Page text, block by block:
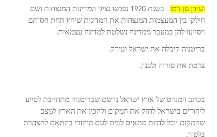
ועידן סן-רמו
– בשנת 1920 נפגשו נציגי המדינות המנצחות ושם
חילקו בין המעצמות המנצחות את המדינות שיהיו תחת חסותם
ויסייעו להן במעבר ממדינה נשלטת למדינה עצמאית.
בריטניה קיבלה את ישראל ועירק.
צרפת את סוריה ולבנון.
בכתב המנדט של ארץ ישראל נרשם שבריטניה מתחייבת לסייע
ליהודים בישראל לחזק את המקום ולהכין את הארץ למצב
שהמקום יוכל להיות מתאים לבית לעם היהודי בהתאם להצהרת
בלפור.